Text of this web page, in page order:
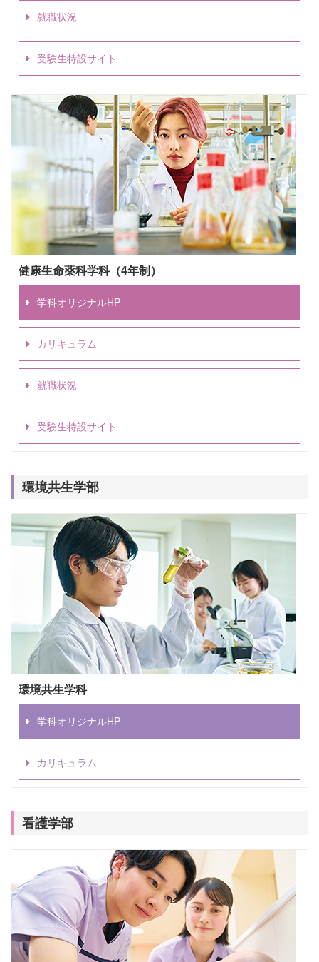
就職状況
受験生特設サイト
健康生命薬科学科（4年制）
学科オリジナルHP
カリキュラム
就職状況
受験生特設サイト
環境共生学部
環境共生学科
学科オリジナルHP
カリキュラム
看護学部